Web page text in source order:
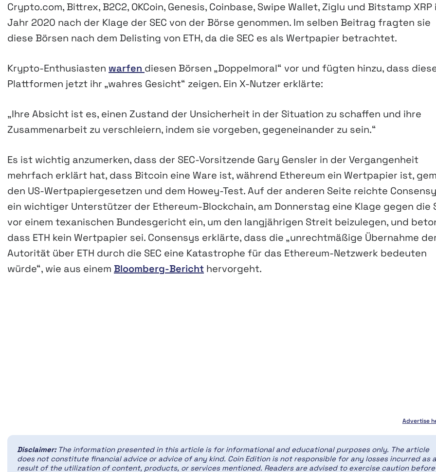
Crypto.com, Bittrex, B2C2, OKCoin, Genesis, Coinbase, Swipe Wallet, Ziglu und Bitstamp XRP
Jahr 2020 nach der Klage der SEC von der Börse genommen. Im selben Beitrag fragten sie
diese Börsen nach dem Delisting von ETH, da die SEC es als Wertpapier betrachtet.
Krypto-Enthusiasten warfen diesen Börsen „Doppelmoral“ vor und fügten hinzu, dass
Plattformen jetzt ihr „wahres Gesicht“ zeigen. Ein X-Nutzer erklärte:
„Ihre Absicht ist es, einen Zustand der Unsicherheit in der Situation zu schaffen und ihre
Zusammenarbeit zu verschleiern, indem sie vorgeben, gegeneinander zu sein.“
Es ist wichtig anzumerken, dass der SEC-Vorsitzende Gary Gensler in der Vergangenheit
mehrfach erklärt hat, dass Bitcoin eine Ware ist, während Ethereum ein Wertpapier ist,
den US-Wertpapiergesetzen und dem Howey-Test. Auf der anderen Seite reichte
ein wichtiger Unterstützer der Ethereum-Blockchain, am Donnerstag eine Klage gegen die
vor einem texanischen Bundesgericht ein, um den langjährigen Streit beizulegen, und
dass ETH kein Wertpapier sei. Consensys erklärte, dass die „unrechtmäßige Übernahme
Autorität über ETH durch die SEC eine Katastrophe für das Ethereum-Netzwerk bedeuten
würde“, wie aus einem Bloomberg-Bericht hervorgeht.
Advertise
Disclaimer: The information presented in this article is for informational and educational purposes only. The article
does not constitute financial advice or advice of any kind. Coin Edition is not responsible for any losses incurred as a
result of the utilization of content, products, or services mentioned. Readers are advised to exercise caution before